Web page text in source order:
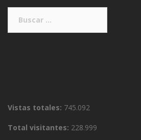
Vistas totales: 745.092
Total visitantes: 228.999